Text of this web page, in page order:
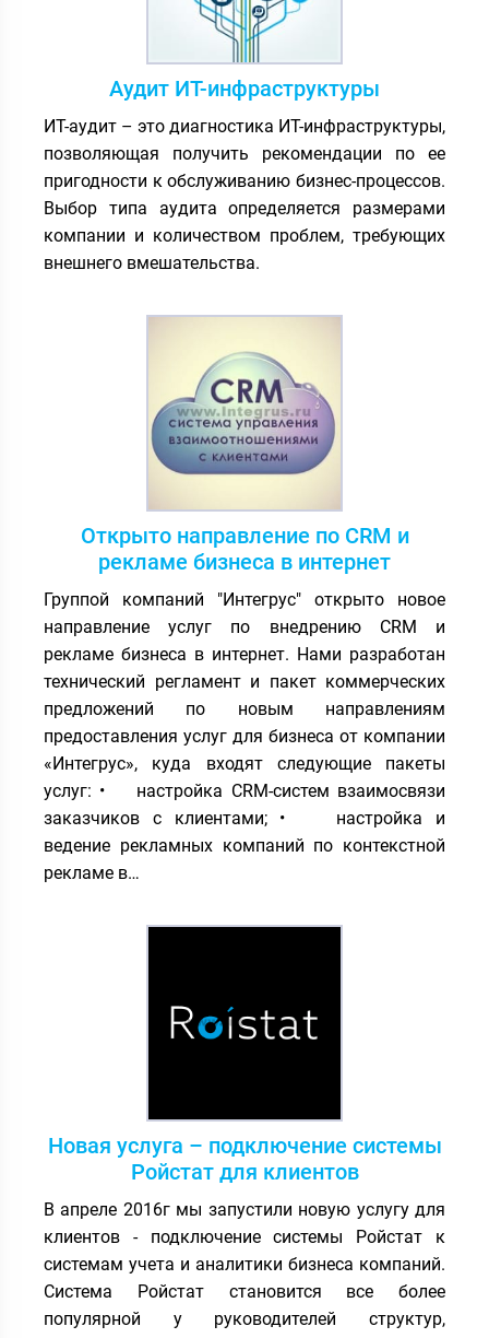
Аудит ИТ-инфраструктуры
ИТ-аудит – это диагностика ИТ-инфраструктуры,
позволяющая получить рекомендации по ее
пригодности к обслуживанию бизнес-процессов.
Выбор типа аудита определяется размерами
компании и количеством проблем, требующих
внешнего вмешательства.
Открыто направление по CRM и
рекламе бизнеса в интернет
Группой компаний "Интегрус" открыто новое
направление услуг по внедрению CRM и
рекламе бизнеса в интернет. Нами разработан
технический регламент и пакет коммерческих
предложений по новым направлениям
предоставления услуг для бизнеса от компании
«Интегрус», куда входят следующие пакеты
услуг: • настройка CRM-систем взаимосвязи
заказчиков с клиентами; • настройка и
ведение рекламных компаний по контекстной
рекламе в…
Новая услуга – подключение системы
Ройстат для клиентов
В апреле 2016г мы запустили новую услугу для
клиентов - подключение системы Ройстат к
системам учета и аналитики бизнеса компаний.
Система Ройстат становится все более
популярной у руководителей структур,